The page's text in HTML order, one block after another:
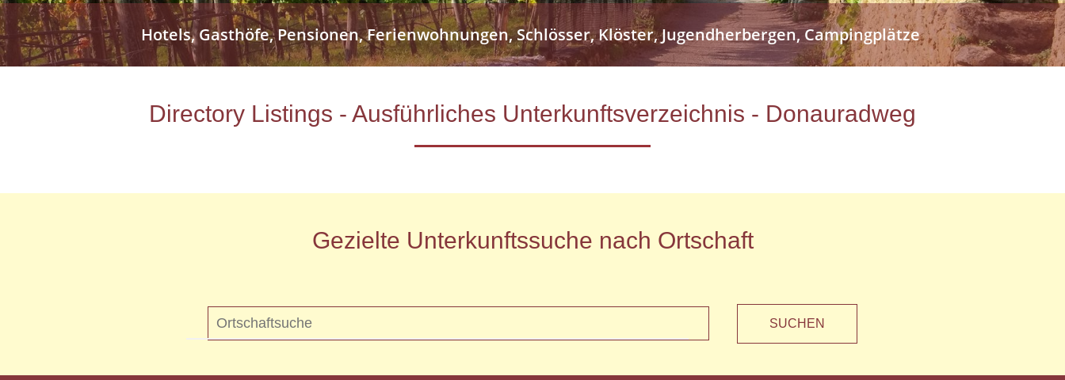
Hotels, Gasthöfe, Pensionen, Ferienwohnungen, Schlösser, Klöster, Jugendherbergen, Campingplätze
Directory Listings - Ausführliches Unterkunftsverzeichnis - Donauradweg
Gezielte Unterkunftssuche nach Ortschaft